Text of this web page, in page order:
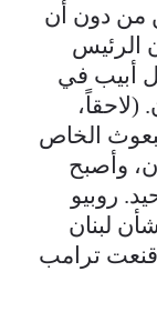
من دون أن
الرئيس
أبيب في
(لاحقاً،
الخاص
وأصبح
روبيو
لبنان
ترامب